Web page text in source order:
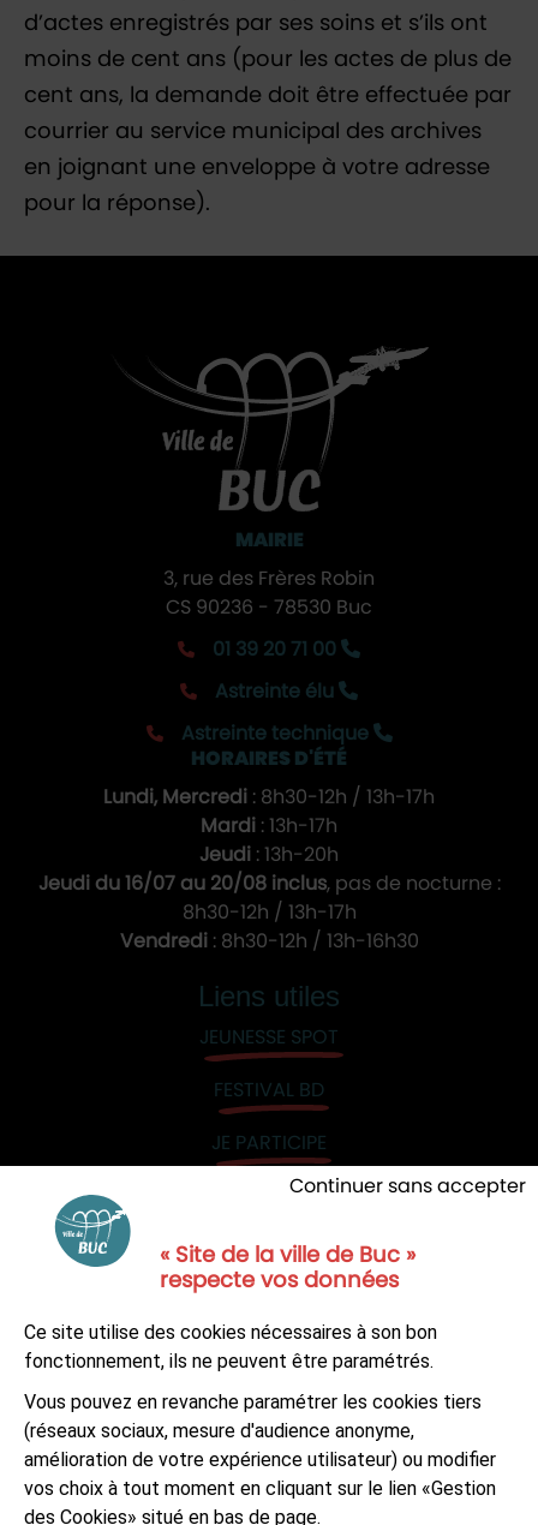
« Site de la ville de Buc »
respecte vos données
Ce site utilise des cookies nécessaires à son bon
fonctionnement, ils ne peuvent être paramétrés.
Vous pouvez en revanche paramétrer les cookies tiers
(réseaux sociaux, mesure d'audience anonyme,
amélioration de votre expérience utilisateur) ou modifier
vos choix à tout moment en cliquant sur le lien «Gestion
des Cookies» situé en bas de page.
Continuer sans accepter
d’actes enregistrés par ses soins et s’ils ont
moins de cent ans (pour les actes de plus de
cent ans, la demande doit être effectuée par
courrier au service municipal des archives
en joignant une enveloppe à votre adresse
pour la réponse).
MAIRIE
3, rue des Frères Robin
CS 90236 - 78530 Buc
01 39 20 71 00
Astreinte élu
Astreinte technique
HORAIRES D'ÉTÉ
Lundi, Mercredi : 8h30-12h / 13h-17h
Mardi : 13h-17h
Jeudi : 13h-20h
Jeudi du 16/07 au 20/08 inclus, pas de nocturne :
8h30-12h / 13h-17h
Vendredi : 8h30-12h / 13h-16h30
Liens utiles
JEUNESSE SPOT
FESTIVAL BD
JE PARTICIPE
NOUS CONTACTER
S'ABONNER À LA NEWSLETTER
Suivez-nous sur
Facebook
LinkedIn